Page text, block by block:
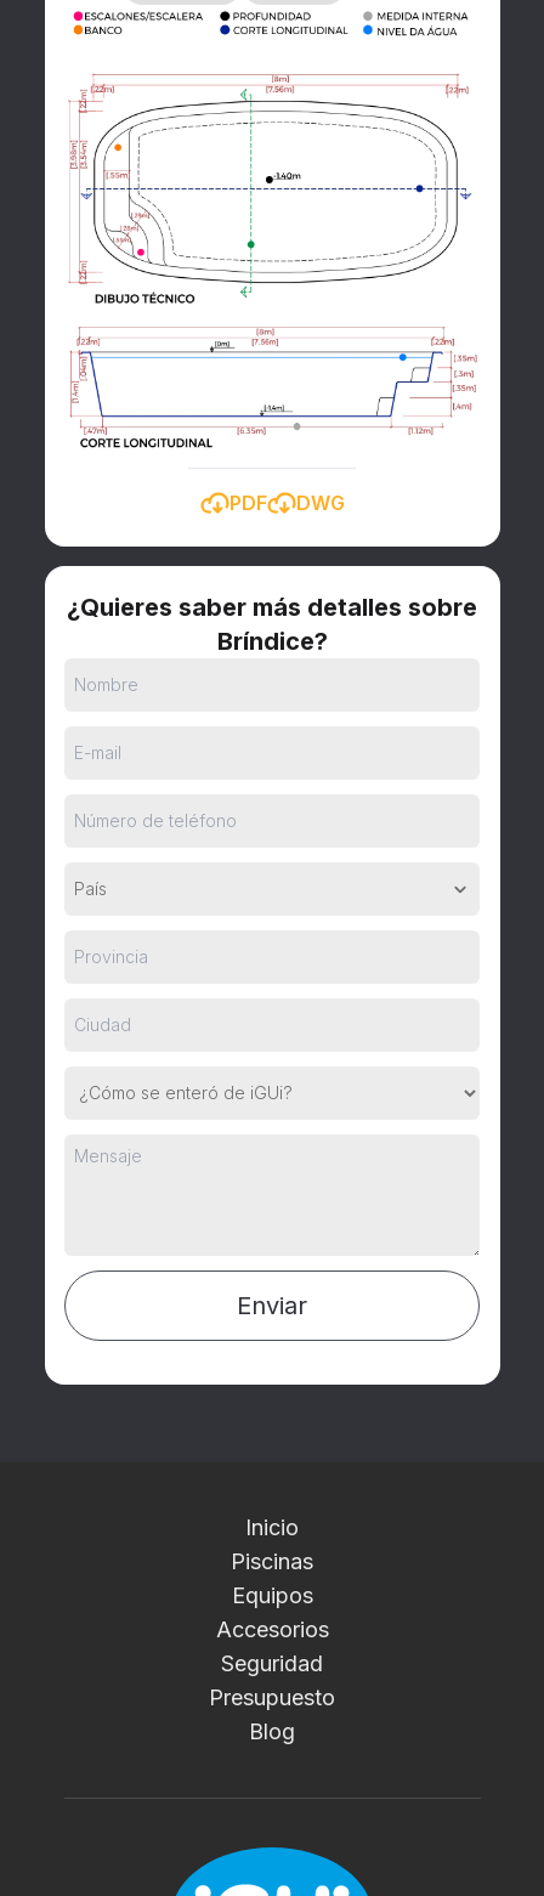
PDF DWG
¿Quieres saber más detalles sobre
Bríndice?
País
Enviar
Inicio
Piscinas
Equipos
Accesorios
Seguridad
Presupuesto
Blog